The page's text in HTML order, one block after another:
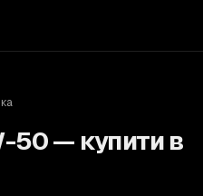
50 — купити в